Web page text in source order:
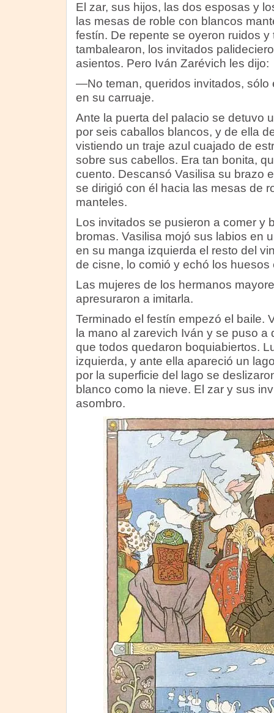
El zar, sus hijos, las dos esposas y
las mesas de roble con blancos
festín. De repente se oyeron ruidos
tambalearon, los invitados
asientos. Pero Iván Zarévich les dijo:
—No teman, queridos invitados, sólo
en su carruaje.
Ante la puerta del palacio se detuvo
por seis caballos blancos, y de ella
vistiendo un traje azul cuajado de
sobre sus cabellos. Era tan bonita,
cuento. Descansó Vasilisa su brazo
se dirigió con él hacia las mesas de
manteles.
Los invitados se pusieron a comer y
bromas. Vasilisa mojó sus labios en
en su manga izquierda el resto del
de cisne, lo comió y echó los
Las mujeres de los hermanos
apresuraron a imitarla.
Terminado el festín empezó el baile.
la mano al zarevich Iván y se puso a
que todos quedaron boquiabiertos.
izquierda, y ante ella apareció un
por la superficie del lago se
blanco como la nieve. El zar y sus
asombro.